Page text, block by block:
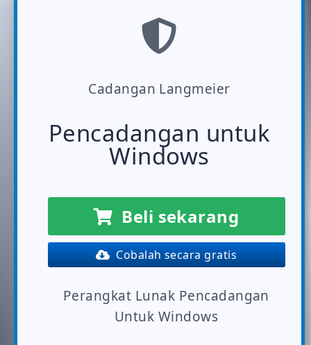
Cadangan Langmeier
Pencadangan untuk
Windows
Beli sekarang
Cobalah secara gratis
Perangkat Lunak Pencadangan
Untuk Windows